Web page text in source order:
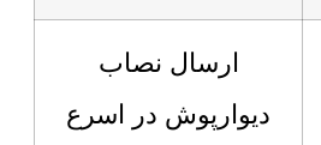
ارسال نصاب
دیوارپوش در اسرع